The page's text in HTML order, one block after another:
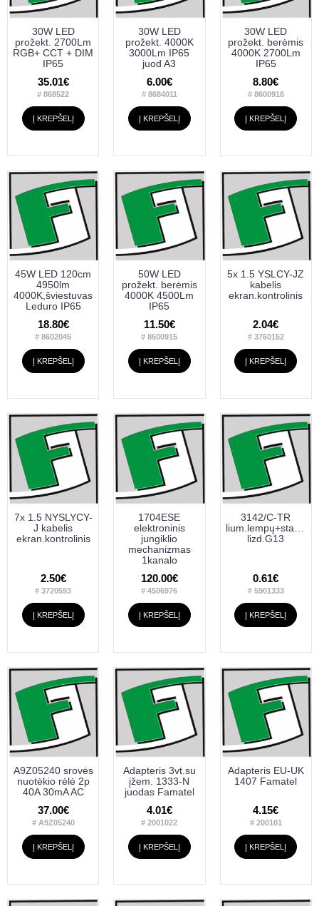
30W LED
prožekt. 2700Lm
RGB+ CCT + DIM
IP65
35.01€
# 868522
Į KREPŠELĮ
30W LED
prožekt. 4000K
3000Lm IP65
juod A3
6.00€
# 8684011
Į KREPŠELĮ
30W LED
prožekt. berėmis
4000K 2700Lm
IP65
8.80€
# 8600916
Į KREPŠELĮ
45W LED 120cm
4950lm
4000K,šviestuvas
Leduro IP65
18.80€
# 8602045
Į KREPŠELĮ
50W LED
prožekt. berėmis
4000K 4500Lm
IP65
11.50€
# 8600915
Į KREPŠELĮ
5x 1.5 YSLCY-JZ
kabelis
ekran.kontrolinis
2.04€
# 3760152
Į KREPŠELĮ
7x 1.5 NYSLYCY-
J kabelis
ekran.kontrolinis
2.50€
# 3720593
Į KREPŠELĮ
1704ESE
elektroninis
jungiklio
mechanizmas
1kanalo
120.00€
# 4506976
Į KREPŠELĮ
3142/C-TR
lium.lempų+starterių
lizd.G13
0.61€
# 5901333
Į KREPŠELĮ
A9Z05240 srovės
nuotėkio rėlė 2p
40A 30mA AC
37.00€
# A9Z05240
Į KREPŠELĮ
Adapteris 3vt.su
įžem. 1333-N
juodas Famatel
4.01€
# 2001022
Į KREPŠELĮ
Adapteris EU-UK
1407 Famatel
4.15€
# 200101
Į KREPŠELĮ